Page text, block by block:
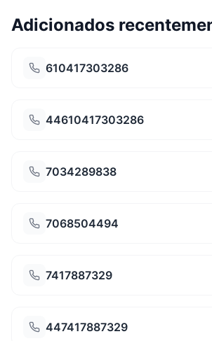
Adicionados
610417303286
44610417303286
7034289838
7068504494
7417887329
447417887329